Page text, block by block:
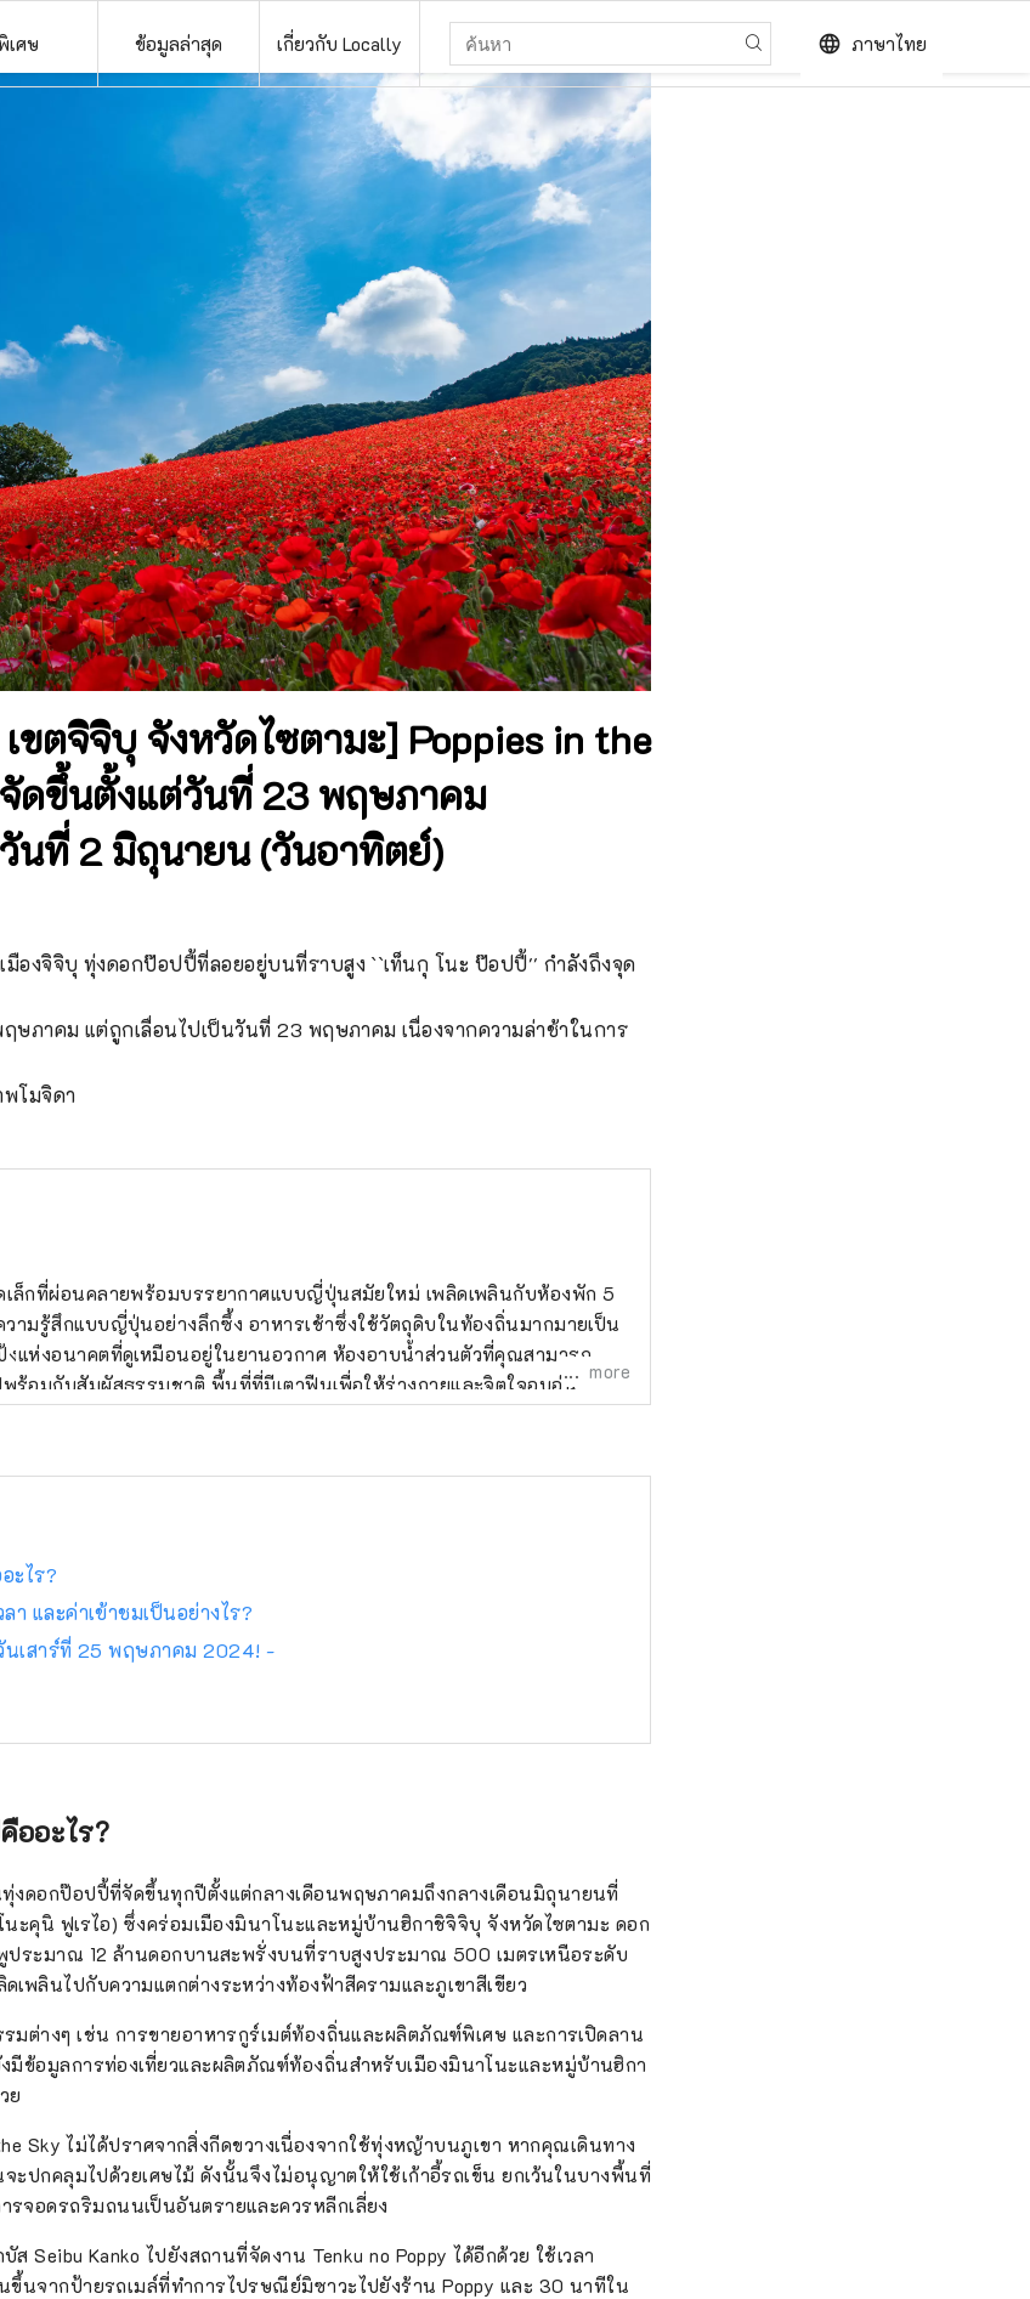
เศษ ข้อมูลล่าสุด เกี่ยวกับ Locally language ภาษาไทย
ขตจิจิบุ จังหวัดไซตามะ] Poppies in the
ดขึ้นตั้งแต่วันที่ 23 พฤษภาคม
นที่ 2 มิถุนายน (วันอาทิตย์)
องจิจิบุ ทุ่งดอกป๊อปปี้ที่ลอยอยู่บนที่ราบสูง ``เท็นกุ โนะ ป๊อปปี้'' กำลังถึงจุด
ฤษภาคม แต่ถูกเลื่อนไปเป็นวันที่ 23 พฤษภาคม เนื่องจากความล่าช้าในการ
โมจิดา
เล็กที่ผ่อนคลายพร้อมบรรยากาศแบบญี่ปุ่นสมัยใหม่ เพลิดเพลินกับห้องพัก 5
วามรู้สึกแบบญี่ปุ่นอย่างลึกซึ้ง อาหารเช้าซึ่งใช้วัตถุดิบในท้องถิ่นมากมายเป็น
แห่งอนาคตที่ดูเหมือนอยู่ในยานอวกาศ ห้องอาบน้ำส่วนตัวที่คุณสามารถ
พร้อมกับสัมผัสธรรมชาติ พื้นที่ที่มีเตาฟืนเพื่อให้ร่างกายและจิตใจอบอุ่น
ไม้ป่าที่เงียบสงบแต่งดงามและแข็งแกร่ง เดิน 8 นาทีจากสถานีเซบุจิจิบุ ที่พัก
more
ะไร?
า และค่าเข้าชมเป็นอย่างไร?
นเสาร์ที่ 25 พฤษภาคม 2024! -
ออะไร?
งดอกป๊อปปี้ที่จัดขึ้นทุกปีตั้งแต่กลางเดือนพฤษภาคมถึงกลางเดือนมิถุนายนที่
ะคุนิ ฟูเรไอ) ซึ่งคร่อมเมืองมินาโนะและหมู่บ้านฮิกาชิจิจิบุ จังหวัดไซตามะ ดอก
ระมาณ 12 ล้านดอกบานสะพรั่งบนที่ราบสูงประมาณ 500 เมตรเหนือระดับ
เพลินไปกับความแตกต่างระหว่างท้องฟ้าสีครามและภูเขาสีเขียว
มต่างๆ เช่น การขายอาหารกูร์เมต์ท้องถิ่นและผลิตภัณฑ์พิเศษ และการเปิดลาน
มีข้อมูลการท่องเที่ยวและผลิตภัณฑ์ท้องถิ่นสำหรับเมืองมินาโนะและหมู่บ้านฮิกา
ย
Sky ไม่ได้ปราศจากสิ่งกีดขวางเนื่องจากใช้ทุ่งหญ้าบนภูเขา หากคุณเดินทาง
จะปกคลุมไปด้วยเศษไม้ ดังนั้นจึงไม่อนุญาตให้ใช้เก้าอี้รถเข็น ยกเว้นในบางพื้นที่
จอดรถริมถนนเป็นอันตรายและควรหลีกเลี่ยง
Seibu Kanko ไปยังสถานที่จัดงาน Tenku no Poppy ได้อีกด้วย ใช้เวลา
นจากป้ายรถเมล์ที่ทำการไปรษณีย์มิซาวะไปยังร้าน Poppy และ 30 นาทีใน